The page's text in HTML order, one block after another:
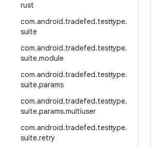
rust
com.android.tradefed.testtype.
suite
com.android.tradefed.testtype.
suite.module
com.android.tradefed.testtype.
suite.params
com.android.tradefed.testtype.
suite.params.multiuser
com.android.tradefed.testtype.
suite.retry